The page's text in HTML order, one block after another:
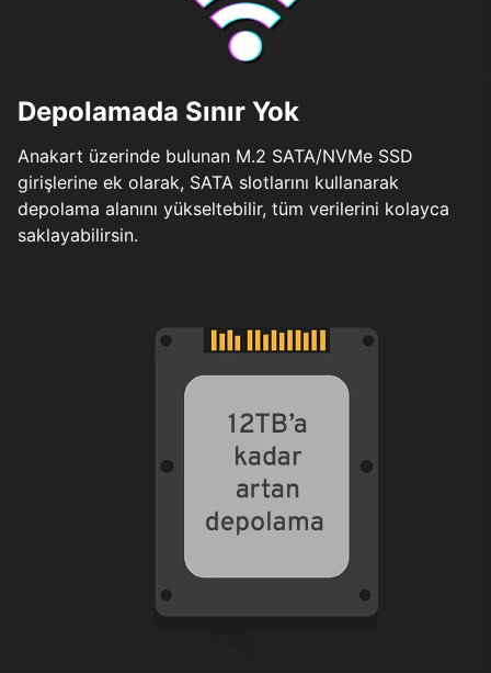
Depolamada Sınır Yok
Anakart üzerinde bulunan M.2 SATA/NVMe SSD
girişlerine ek olarak, SATA slotlarını kullanarak
depolama alanını yükseltebilir, tüm verilerini kolayca
saklayabilirsin.